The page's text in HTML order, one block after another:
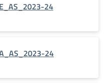
24
24